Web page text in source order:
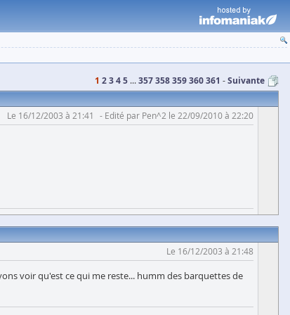
1 2345 ... 357358359360361
Suivante
Le 16/12/2003 à 21:41 Edité par Pen^2 le 22/09/2010 à 22:20
Le 16/12/2003 à 21:48
voir qu'est ce qui me reste... humm des barquettes de